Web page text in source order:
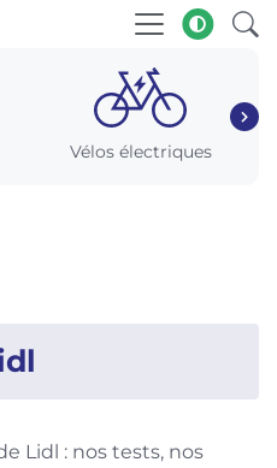
Vélos électriques
Lidl : nos tests, nos